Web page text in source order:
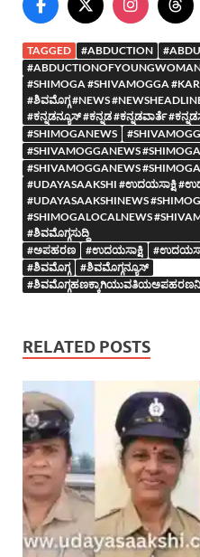
TAGGED #ABDUCTION
#SHIMOGA #SHIVAMOGGA
#ಶಿವಮೊಗ್ಗ #NEWS
#ಕನ್ನಡನ್ಯೂಸ್ #ಕನ್ನಡ #ಕನ್ನಡವಾರ್ತೆ
#SHIMOGANEWS
#SHIVAMOGGANEWS
#SHIVAMOGGANEWS
#UDAYASAAKSHI #ಉದಯಸಾಕ್ಷಿ
#UDAYASAAKSHINEWS
#SHIMOGALOCALNEWS
#ಶಿವಮೊಗ್ಗಸುದ್ದಿ
#ಅಪಹರಣ
#ಉದಯಸಾಕ್ಷಿ
#ಶಿವಮೊಗ್ಗ
#ಶಿವಮೊಗ್ಗನ್ಯೂಸ್
RELATED POSTS